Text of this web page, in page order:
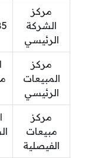
مركز
الشركة
الرئيسي
مركز
المبيعات
الرئيسي
مركز
مبيعات
الفيصلية